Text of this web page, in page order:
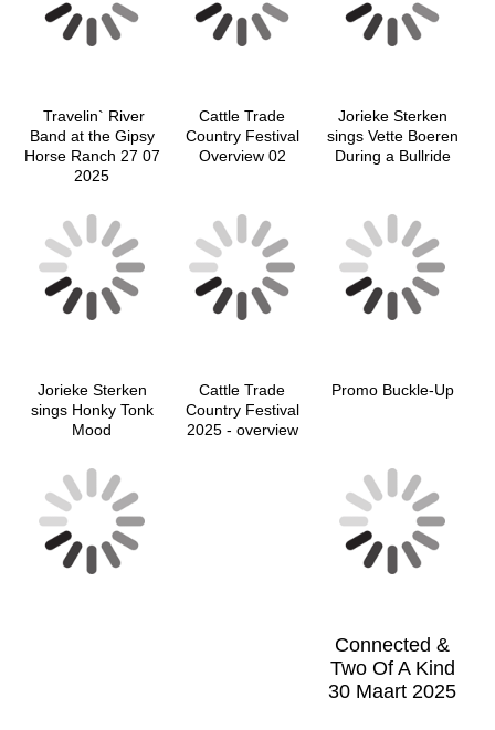
Travelin` River
Band at the Gipsy
Horse Ranch 27 07
2025
Cattle Trade
Country Festival
Overview 02
Jorieke Sterken
sings Vette Boeren
During a Bullride
Jorieke Sterken
sings Honky Tonk
Mood
Cattle Trade
Country Festival
2025 - overview
Promo Buckle-Up
Connected &
Two Of A Kind
30 Maart 2025